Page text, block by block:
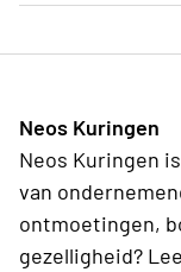
Neos Kuringen
Neos Kuringen
van
ontmoetingen,
gezelligheid?